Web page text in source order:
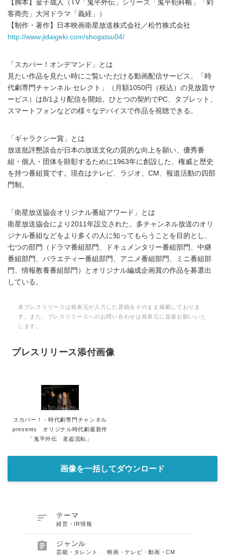
【脚本】金子成人（TV「鬼平外伝」シリーズ「鬼平犯科帳」「剣
客商売」大河ドラマ「義経」）
【制作・著作】日本映画衛星放送株式会社／松竹株式会社
http://www.jidaigeki.com/shogatsu04/
「スカパー！オンデマンド」とは
見たい作品を見たい時にご覧いただける動画配信サービス。「時
代劇専門チャンネル セレクト」（月額1050円（税込）の見放題サ
ービス）は8/1より配信を開始。ひとつの契約でPC、タブレット、
スマートフォンなどの様々なデバイスで作品を視聴できる。
「ギャラクシー賞」とは
放送批評懇談会が日本の放送文化の質的な向上を願い、優秀番
組・個人・団体を顕彰するために1963年に創設した、権威と歴史
を持つ番組賞です。現在はテレビ、ラジオ、CM、報道活動の四部
門制。
「衛星放送協会オリジナル番組アワード」とは
衛星放送協会により2011年設立された。多チャンネル放送のオリ
ジナル番組などをより多くの人に知ってもらうことを目的とし、
七つの部門（ドラマ番組部門、ドキュメンタリー番組部門、中継
番組部門、バラエティー番組部門、アニメ番組部門、ミニ番組部
門、情報教養番組部門）とオリジナル編成企画賞の作品を募選出
している。
本プレスリリースは発表元が入力した原稿をそのまま掲載しておりま
す。また、プレスリリースへのお問い合わせは発表元に直接お願いいた
します。
プレスリリース添付画像
スカパー！・時代劇専門チャンネル
presents オリジナル時代劇最新作
「鬼平外伝 老盗流転」
画像を一括してダウンロード
 テーマ
経営・IR情報
 ジャンル
芸能・タレント 、映画・テレビ・動画・CM